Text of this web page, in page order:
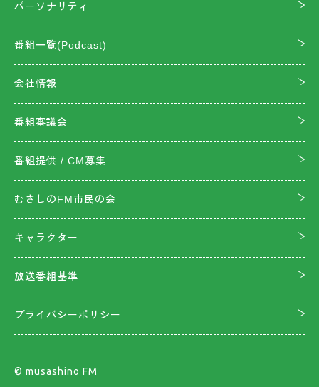
パーソナリティ
番組一覧(Podcast)
会社情報
番組審議会
番組提供 / CM募集
むさしのFM市民の会
キャラクター
放送番組基準
プライバシーポリシー
©︎ musashino FM